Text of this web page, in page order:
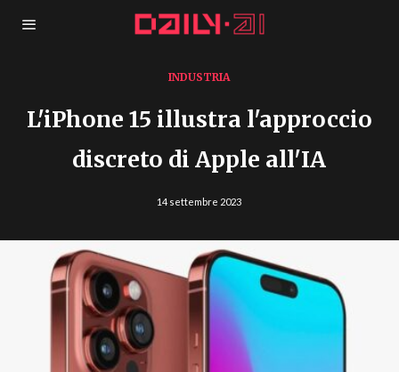
INDUSTRIA
L'iPhone 15 illustra l'approccio
discreto di Apple all'IA
14 settembre 2023